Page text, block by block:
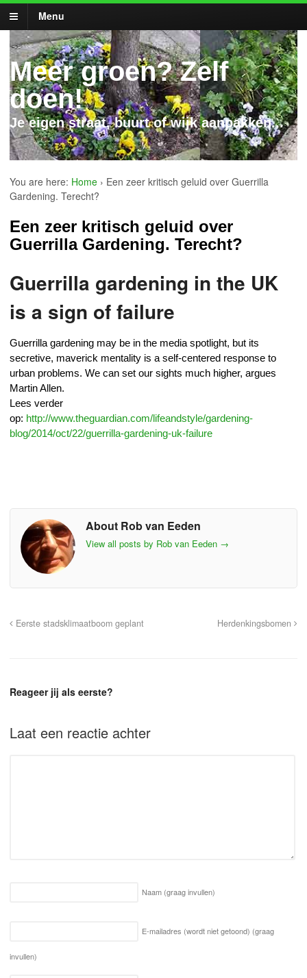
Menu
Meer groen? Zelf
doen!
Je eigen straat, buurt of wijk aanpakken...
You are here: Home › Een zeer kritisch geluid over Guerrilla
Gardening. Terecht?
Een zeer kritisch geluid over
Guerrilla Gardening. Terecht?
Guerrilla gardening in the UK
is a sign of failure
Guerrilla gardening may be in the media spotlight, but its
secretive, maverick mentality is a self-centered response to
urban problems. We can set our sights much higher, argues
Martin Allen.
Lees verder
op: http://www.theguardian.com/lifeandstyle/gardening-
blog/2014/oct/22/guerrilla-gardening-uk-failure
About Rob van Eeden
View all posts by Rob van Eeden →
Eerste stadsklimaatboom geplant Herdenkingsbomen
Reageer jij als eerste?
Laat een reactie achter
Naam (graag invullen)
E-mailadres (wordt niet getoond) (graag
invullen)